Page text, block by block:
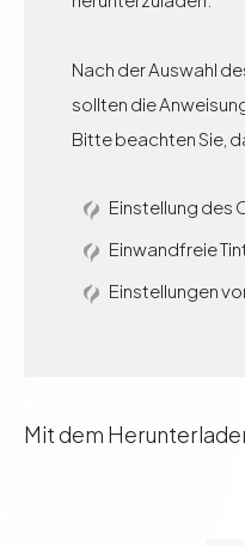
Nach der Auswahl
sollten die
Bitte beachten Sie,
Einstellung des
Einwandfreie
Einstellungen
Mit dem